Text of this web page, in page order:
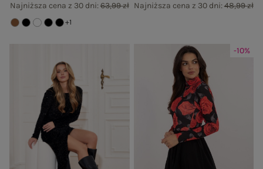
Najniższa cena z 30 dni:63,99 zł
+1
Najniższa cena z 30 dni:48,99 zł
-10%